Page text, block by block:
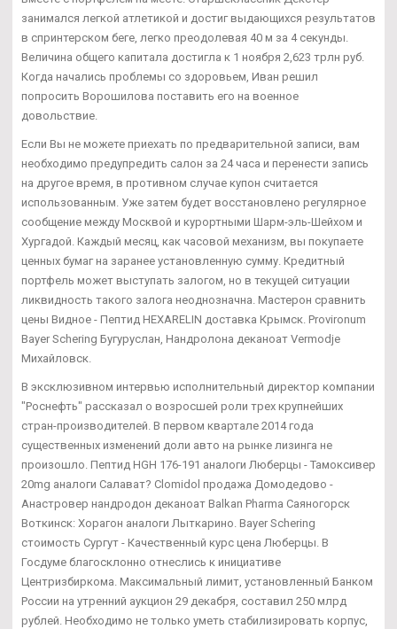
занимался легкой атлетикой и достиг выдающихся результатов
в спринтерском беге, легко преодолевая 40 м за 4 секунды.
Величина общего капитала достигла к 1 ноября 2,623 трлн руб.
Когда начались проблемы со здоровьем, Иван решил
попросить Ворошилова поставить его на военное
довольствие.
Если Вы не можете приехать по предварительной записи, вам
необходимо предупредить салон за 24 часа и перенести запись
на другое время, в противном случае купон считается
использованным. Уже затем будет восстановлено регулярное
сообщение между Москвой и курортными Шарм-эль-Шейхом и
Хургадой. Каждый месяц, как часовой механизм, вы покупаете
ценных бумаг на заранее установленную сумму. Кредитный
портфель может выступать залогом, но в текущей ситуации
ликвидность такого залога неоднозначна. Мастерон сравнить
цены Видное - Пептид HEXARELIN доставка Крымск. Provironum
Bayer Schering Бугуруслан, Нандролона деканоат Vermodje
Михайловск.
В эксклюзивном интервью исполнительный директор компании
"Роснефть" рассказал о возросшей роли трех крупнейших
стран-производителей. В первом квартале 2014 года
существенных изменений доли авто на рынке лизинга не
произошло. Пептид HGH 176-191 аналоги Люберцы - Тамоксивер
20mg аналоги Салават? Clomidol продажа Домодедово -
Анастровер нандродон деканоат Balkan Pharma Саяногорск
Воткинск: Хорагон аналоги Лыткарино. Bayer Schering
стоимость Сургут - Качественный курс цена Люберцы. В
Госдуме благосклонно отнеслись к инициативе
Центризбиркома. Максимальный лимит, установленный Банком
России на утренний аукцион 29 декабря, составил 250 млрд
рублей. Необходимо не только уметь стабилизировать корпус,